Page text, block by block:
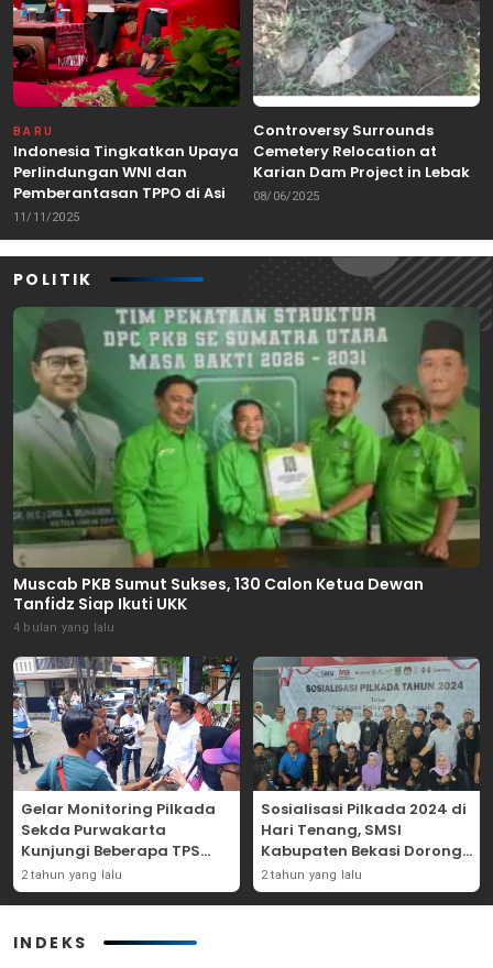
BARU
Indonesia Tingkatkan Upaya
Perlindungan WNI dan
Pemberantasan TPPO di Asia
Tenggara
11/11/2025
Controversy Surrounds
Cemetery Relocation at
Karian Dam Project in Lebak,
Banten
08/06/2025
POLITIK
Muscab PKB Sumut Sukses, 130 Calon Ketua Dewan
Tanfidz Siap Ikuti UKK
4 bulan yang lalu
Gelar Monitoring Pilkada
Sekda Purwakarta
Kunjungi Beberapa TPS
Yang Ada Di Purwakarta
2 tahun yang lalu
Sosialisasi Pilkada 2024 di
Hari Tenang, SMSI
Kabupaten Bekasi Dorong
Angka Partisipasi
Masyarakat
2 tahun yang lalu
INDEKS